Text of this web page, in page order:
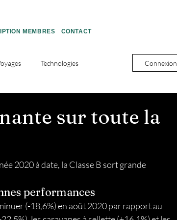
MEMBRES CONTACT
Technologies
sur toute la
2020 à date, la Classe B sort grande
performances
(-18,6%) en août 2020 par rapport au